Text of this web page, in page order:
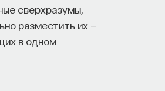
сверхразумы,
разместить их —
в одном